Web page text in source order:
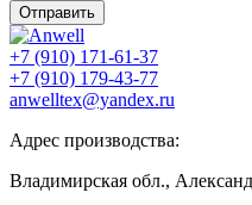
Отправить
+7 (910) 171-61-37
+7 (910) 179-43-77
anwelltex@yandex.ru
Адрес производства:
Владимирская обл.,